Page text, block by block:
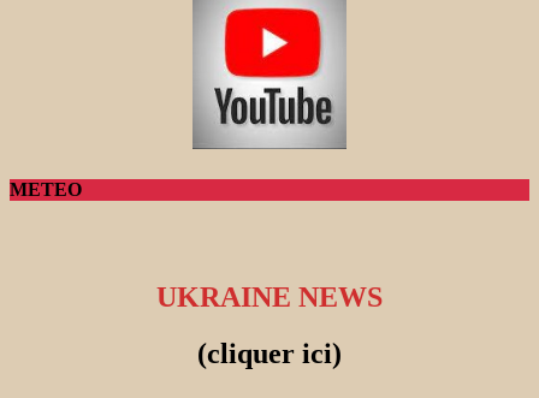
METEO
UKRAINE NEWS
(cliquer ici)